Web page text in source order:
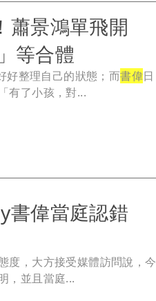
蕭景鴻單飛開
等合體
好整理自己的狀態；而書偉日
有了小孩，對...
書偉當庭認錯
度，大方接受媒體訪問說，今
，並且當庭...